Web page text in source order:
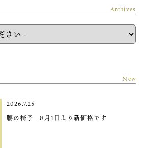
Archives
New
2026.7.25
腰の椅子 8月1日より新価格です